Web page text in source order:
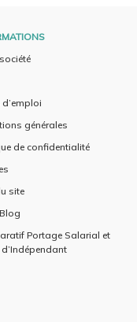
générales
de confidentialité
site
Portage Salarial et